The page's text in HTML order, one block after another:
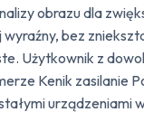
obrazu dla
bez
Użytkownik z
Kenik zasilanie
urządzeniami